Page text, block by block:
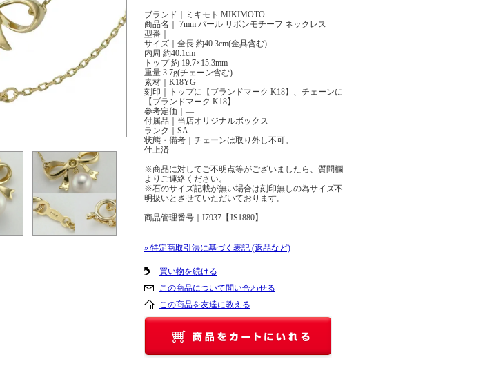
ブランド｜ミキモト MIKIMOTO
商品名｜ 7mm パール リボンモチーフ ネックレス
型番｜―
サイズ｜全長 約40.3cm(金具含む)
内周 約40.1cm
トップ 約 19.7×15.3mm
重量 3.7g(チェーン含む)
素材｜K18YG
刻印｜トップに【ブランドマーク K18】、チェーンに
【ブランドマーク K18】
参考定価｜―
付属品｜当店オリジナルボックス
ランク｜SA
状態・備考｜チェーンは取り外し不可。
仕上済
※商品に対してご不明点等がございましたら、質問欄
よりご連絡ください。
※石のサイズ記載が無い場合は刻印無しの為サイズ不
明扱いとさせていただいております。
商品管理番号｜I7937【JS1880】
» 特定商取引法に基づく表記 (返品など)
買い物を続ける
この商品について問い合わせる
この商品を友達に教える